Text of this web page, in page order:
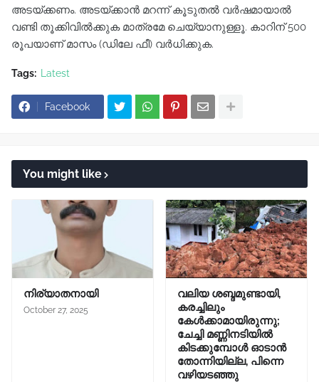
അടയ്ക്കണം. അടയ്ക്കാൻ മറന്ന് കൂടുതൽ വർഷമായാൽ
വണ്ടി തൂക്കിവിൽക്കുക മാത്രമേ ചെയ്യാനുള്ളൂ. കാറിന് 500
രൂപയാണ് മാസം (ഡിലേ ഫീ) വർധിക്കുക.
Tags: Latest
Facebook
You might like
നിര്യാതനായി
October 27, 2025
വലിയ ശബ്ദമുണ്ടായി,
കരച്ചിലും
കേൾക്കാമായിരുന്നു;
ചേച്ചി മണ്ണിനടിയിൽ
കിടക്കുമ്പോൾ ഓടാൻ
തോന്നിയില്ല, പിന്നെ
വഴിയടഞ്ഞു